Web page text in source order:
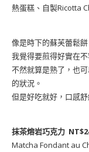
熱蛋糕、自製Ricotta
像是時下的蘇芙蕾鬆
我覺得要煎得好實在
不然就算是熟了，也
的狀況。
但是好吃就好，口感舒
抹茶熔岩巧克力
Matcha Fondant au